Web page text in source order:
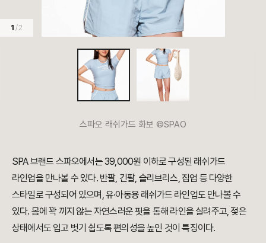
1 / 2
스파오 래쉬가드 화보 ©SPAO
SPA 브랜드 스파오에서는 39,000원 이하로 구성된 래쉬가드
라인업을 만나볼 수 있다. 반팔, 긴팔, 슬리브리스, 집업 등 다양한
스타일로 구성되어 있으며, 유·아동용 래쉬가드 라인업도 만나볼 수
있다. 몸에 꽉 끼지 않는 자연스러운 핏을 통해 라인을 살려주고, 젖은
상태에서도 입고 벗기 쉽도록 편의성을 높인 것이 특징이다.